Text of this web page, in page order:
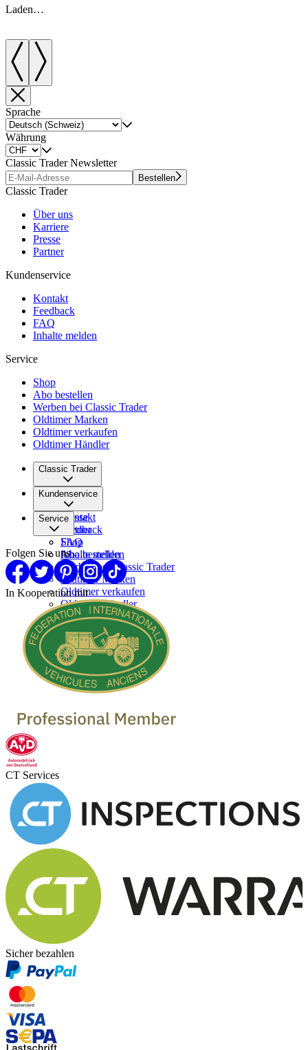
Laden…
Sprache
Währung
Classic Trader Newsletter
Bestellen
Classic Trader
Über uns
Karriere
Presse
Partner
Kundenservice
Kontakt
Feedback
FAQ
Inhalte melden
Service
Shop
Abo bestellen
Werben bei Classic Trader
Oldtimer Marken
Oldtimer verkaufen
Oldtimer Händler
Classic Trader
Über uns
Karriere
Presse
Partner
Kundenservice
Kontakt
Feedback
FAQ
Inhalte melden
Service
Shop
Abo bestellen
Werben bei Classic Trader
Oldtimer Marken
Oldtimer verkaufen
Oldtimer Händler
Folgen Sie uns
In Kooperation mit
CT Services
Sicher bezahlen